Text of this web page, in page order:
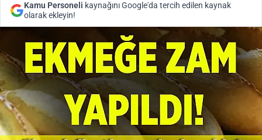
Kamu Personeli kaynağını Google'da tercih edilen kaynak
olarak ekleyin!